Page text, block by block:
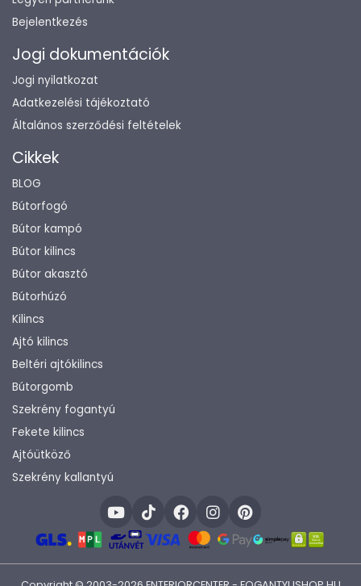
Bejelentkezés
Jogi dokumentációk
Jogi nyilatkozat
Adatkezelési tájékoztató
Általános szerződési feltételek
Cikkek
BLOG
Bútorfogó
Bútor kampó
Bútor kilincs
Bútor akasztó
Bútorhúzó
Kilincs
Ajtó kilincs
Beltéri ajtókilincs
Bútorgomb
Szekrény fogantyú
Fekete kilincs
Ajtóütköző
Szekrény kallantyú